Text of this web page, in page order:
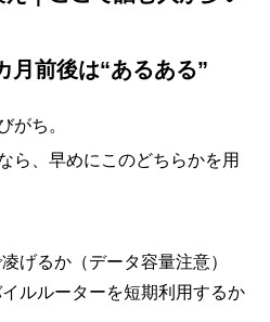
月前後は“あるある”
がち。
ら、早めにこのどちらかを用
げるか（データ容量注意）
ルルーターを短期利用するか